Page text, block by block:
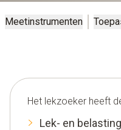
Meetinstrumenten
Het lekzoeker heeft
Lek- en